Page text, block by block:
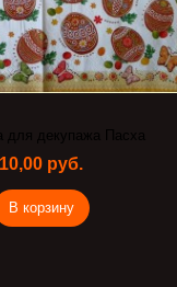
для декупажа Пасха
10,00 руб.
В корзину